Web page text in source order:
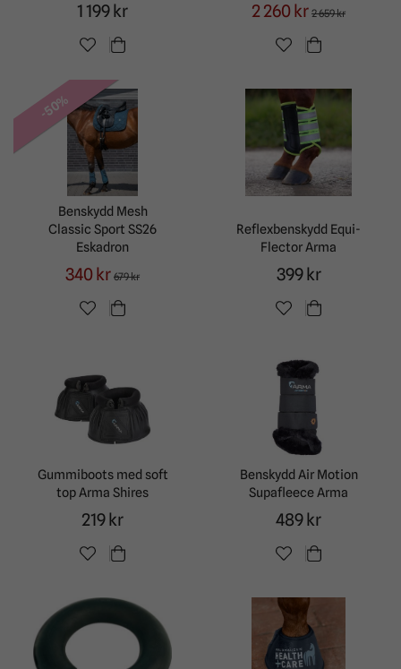
1 199 kr 2 260 kr 2 659 kr
-50%
Benskydd Mesh
Classic Sport SS26
Eskadron
340 kr 679 kr
Reflexbenskydd Equi-
Flector Arma
399 kr
Gummiboots med soft
top Arma Shires
219 kr
Benskydd Air Motion
Supafleece Arma
489 kr